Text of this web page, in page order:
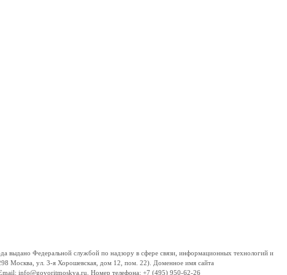
Федеральной службой по надзору в сфере связи, информационных технологий и
Москва, ул. 3-я Хорошевская, дом 12, пом. 22). Доменное имя сайта
info@govoritmoskva.ru. Номер телефона: +7 (495) 950-62-26